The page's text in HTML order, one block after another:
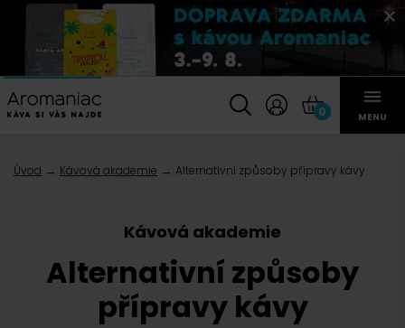
0 MENU
Úvod Kávová akademie Alternativní způsoby přípravy kávy
Kávová akademie
Alternativní způsoby
přípravy kávy